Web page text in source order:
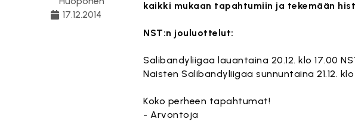
17.12.2014
kaikki mukaan tapahtumiin ja tekemään
NST:n jouluottelut:
Salibandyliigaa lauantaina 20.12. klo 17.00
Naisten Salibandyliigaa sunnuntaina 21.12.
Koko perheen tapahtumat!
- Arvontoja